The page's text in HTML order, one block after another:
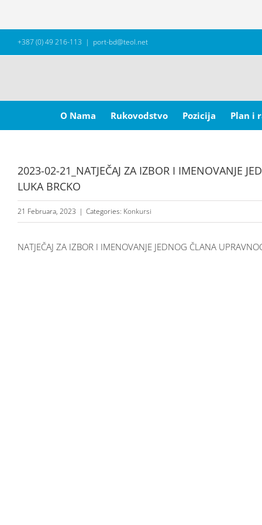
+387 (0) 49 216-113 | port-bd@teol.net
for:
O Nama
Rukovodstvo Pozicija Plan i
2023-02-21_NATJEČAJ ZA IZBOR I IMENOVANJE
LUKA BRCKO
21 Februara, 2023 | Categories: Konkursi
NATJEČAJ ZA IZBOR I IMENOVANJE JEDNOG ČLANA